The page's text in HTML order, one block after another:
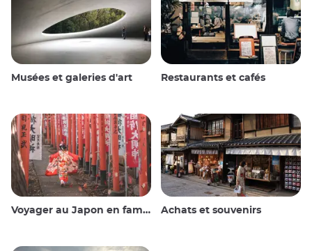
Musées et galeries d'art Restaurants et cafés
Voyager au Japon en famille Achats et souvenirs